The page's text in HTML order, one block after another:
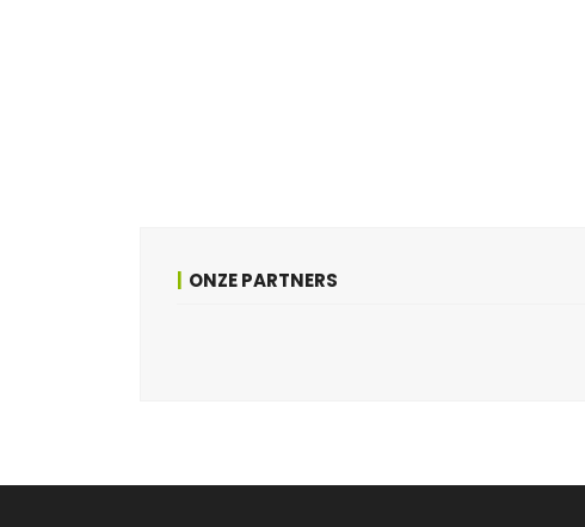
ONZE PARTNERS